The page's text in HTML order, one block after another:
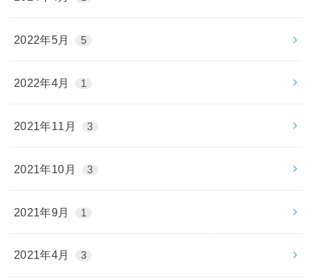
2022年5月 5
2022年4月 1
2021年11月 3
2021年10月 3
2021年9月 1
2021年4月 3